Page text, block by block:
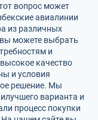
вопрос может
авиалинии
из различных
можете выбрать
и
качество
и условия
решение. Мы
варианта и
процесс покупки